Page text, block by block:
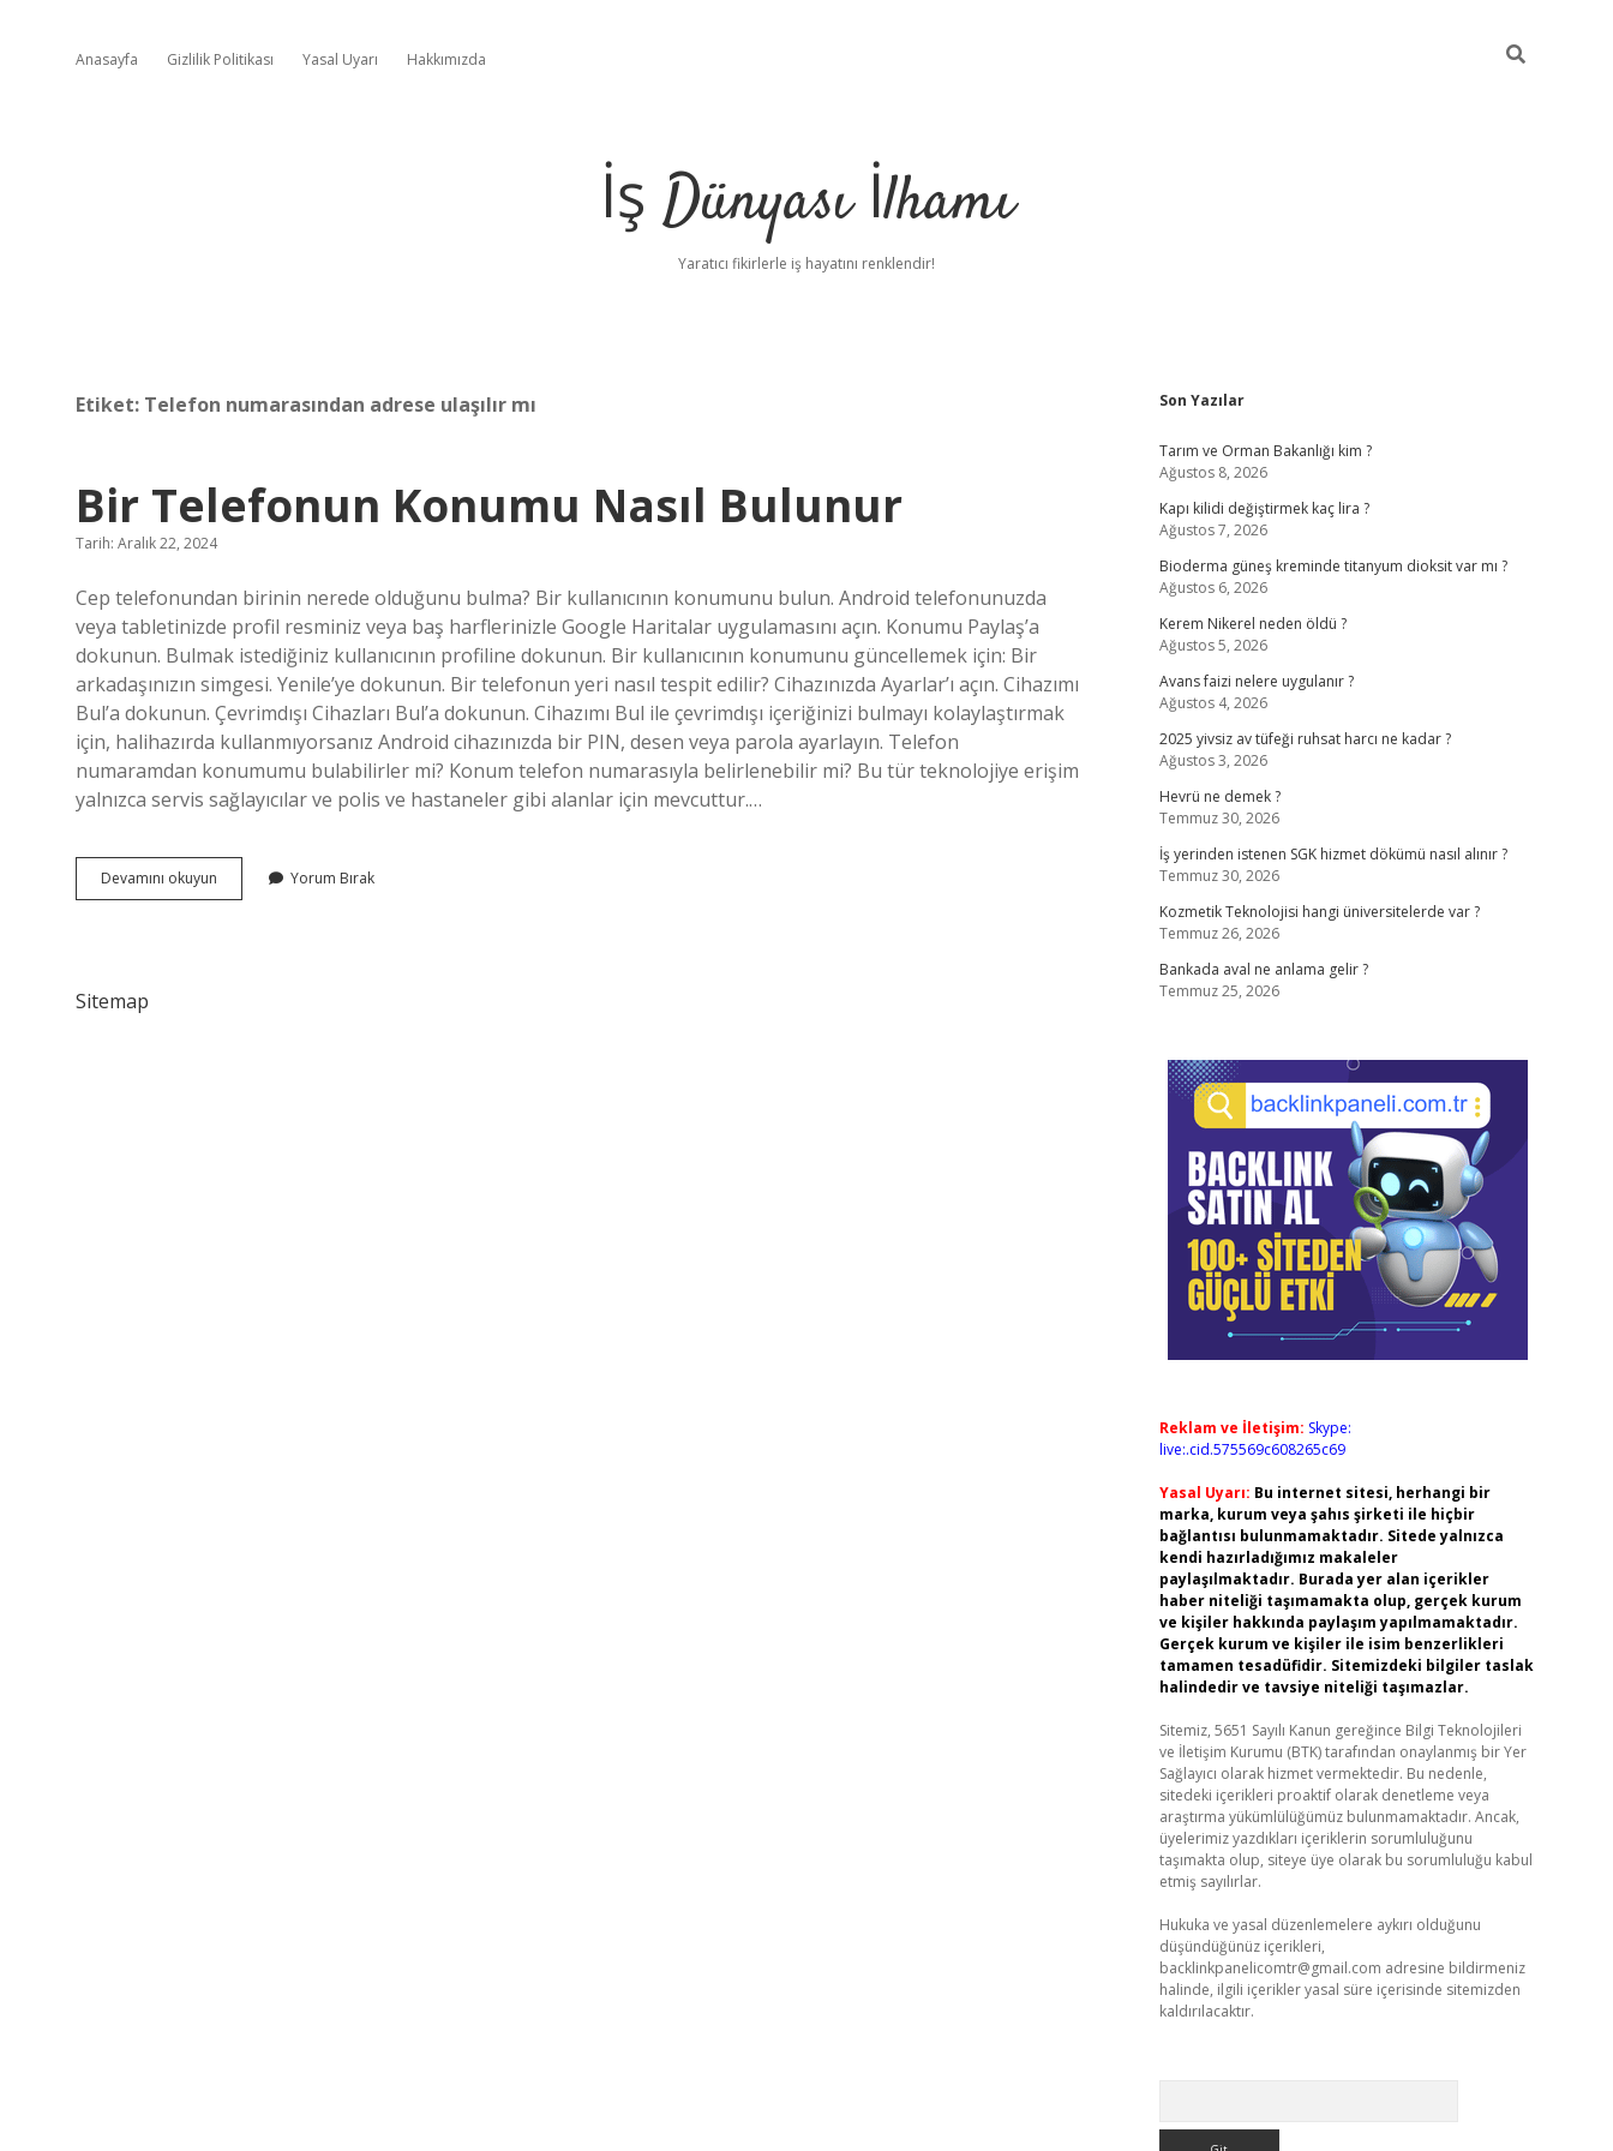
Anasayfa Gizlilik Politikası Yasal Uyarı Hakkımızda
İş Dünyası İlhamı
Yaratıcı fikirlerle iş hayatını renklendir!
Etiket: Telefon numarasından adrese ulaşılır mı
Bir Telefonun Konumu Nasıl Bulunur
Tarih: Aralık 22, 2024
Cep telefonundan birinin nerede olduğunu bulma? Bir kullanıcının konumunu bulun. Android telefonunuzda
veya tabletinizde profil resminiz veya baş harflerinizle Google Haritalar uygulamasını açın. Konumu Paylaş’a
dokunun. Bulmak istediğiniz kullanıcının profiline dokunun. Bir kullanıcının konumunu güncellemek için: Bir
arkadaşınızın simgesi. Yenile’ye dokunun. Bir telefonun yeri nasıl tespit edilir? Cihazınızda Ayarlar’ı açın. Cihazımı
Bul’a dokunun. Çevrimdışı Cihazları Bul’a dokunun. Cihazımı Bul ile çevrimdışı içeriğinizi bulmayı kolaylaştırmak
için, halihazırda kullanmıyorsanız Android cihazınızda bir PIN, desen veya parola ayarlayın. Telefon
numaramdan konumumu bulabilirler mi? Konum telefon numarasıyla belirlenebilir mi? Bu tür teknolojiye erişim
yalnızca servis sağlayıcılar ve polis ve hastaneler gibi alanlar için mevcuttur.…
Devamını okuyun
Telefonun
Yorum Bırak
Sitemap
Sidebar
Son Yazılar
Tarım ve Orman Bakanlığı kim ?
Ağustos 8, 2026
Kapı kilidi değiştirmek kaç lira ?
Ağustos 7, 2026
Bioderma güneş kreminde titanyum dioksit var mı ?
Ağustos 6, 2026
Kerem Nikerel neden öldü ?
Ağustos 5, 2026
Avans faizi nelere uygulanır ?
Ağustos 4, 2026
2025 yivsiz av tüfeği ruhsat harcı ne kadar ?
Ağustos 3, 2026
Hevrü ne demek ?
Temmuz 30, 2026
İş yerinden istenen SGK hizmet dökümü nasıl alınır ?
Temmuz 30, 2026
Kozmetik Teknolojisi hangi üniversitelerde var ?
Temmuz 26, 2026
Bankada aval ne anlama gelir ?
Temmuz 25, 2026
Reklam ve İletişim: Skype:
live:.cid.575569c608265c69
Yasal Uyarı: Bu internet sitesi, herhangi bir
marka, kurum veya şahıs şirketi ile hiçbir
bağlantısı bulunmamaktadır. Sitede yalnızca
kendi hazırladığımız makaleler
paylaşılmaktadır. Burada yer alan içerikler
haber niteliği taşımamakta olup, gerçek kurum
ve kişiler hakkında paylaşım yapılmamaktadır.
Gerçek kurum ve kişiler ile isim benzerlikleri
tamamen tesadüfidir. Sitemizdeki bilgiler taslak
halindedir ve tavsiye niteliği taşımazlar.
Sitemiz, 5651 Sayılı Kanun gereğince Bilgi Teknolojileri
ve İletişim Kurumu (BTK) tarafından onaylanmış bir Yer
Sağlayıcı olarak hizmet vermektedir. Bu nedenle,
sitedeki içerikleri proaktif olarak denetleme veya
araştırma yükümlülüğümüz bulunmamaktadır. Ancak,
üyelerimiz yazdıkları içeriklerin sorumluluğunu
taşımakta olup, siteye üye olarak bu sorumluluğu kabul
etmiş sayılırlar.
Hukuka ve yasal düzenlemelere aykırı olduğunu
düşündüğünüz içerikleri,
backlinkpanelicomtr@gmail.com adresine bildirmeniz
halinde, ilgili içerikler yasal süre içerisinde sitemizden
kaldırılacaktır.